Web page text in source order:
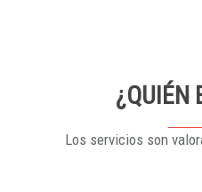
¿QUIÉN
Los servicios son